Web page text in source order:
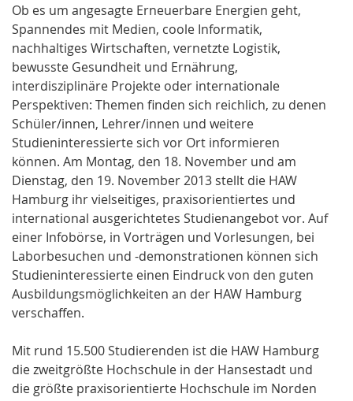
Ob es um angesagte Erneuerbare Energien geht,
Spannendes mit Medien, coole Informatik,
nachhaltiges Wirtschaften, vernetzte Logistik,
bewusste Gesundheit und Ernährung,
interdisziplinäre Projekte oder internationale
Perspektiven: Themen finden sich reichlich, zu denen
Schüler/innen, Lehrer/innen und weitere
Studieninteressierte sich vor Ort informieren
können. Am Montag, den 18. November und am
Dienstag, den 19. November 2013 stellt die HAW
Hamburg ihr vielseitiges, praxisorientiertes und
international ausgerichtetes Studienangebot vor. Auf
einer Infobörse, in Vorträgen und Vorlesungen, bei
Laborbesuchen und -demonstrationen können sich
Studieninteressierte einen Eindruck von den guten
Ausbildungsmöglichkeiten an der HAW Hamburg
verschaffen.
Mit rund 15.500 Studierenden ist die HAW Hamburg
die zweitgrößte Hochschule in der Hansestadt und
die größte praxisorientierte Hochschule im Norden